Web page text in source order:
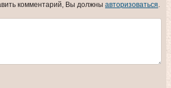
комментарий, Вы должны авторизоваться.